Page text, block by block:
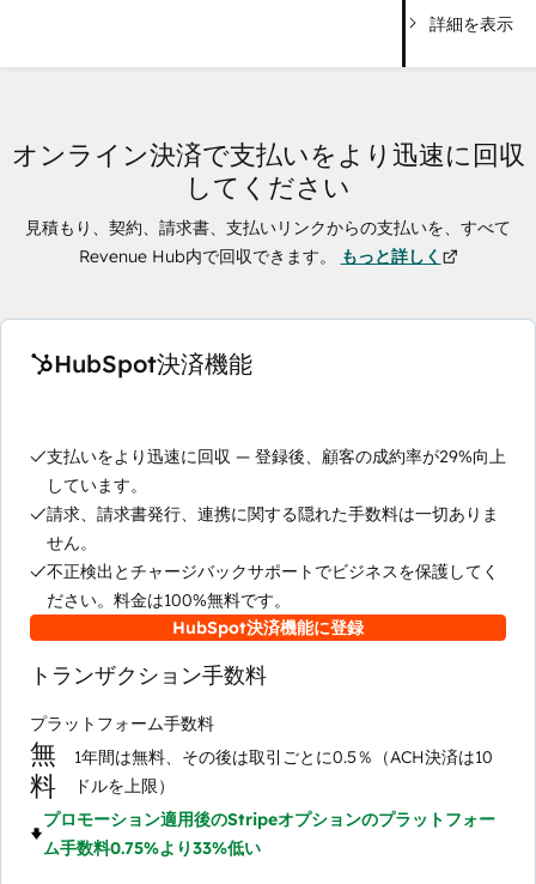
詳細を表示
オンライン決済で支払いをより迅速に回収
してください
見積もり、契約、請求書、支払いリンクからの支払いを、すべて
Revenue Hub内で回収できます。
もっと詳しく
HubSpot決済機能
支払いをより迅速に回収 — 登録後、顧客の成約率が29%向上
しています。
請求、請求書発行、連携に関する隠れた手数料は一切ありま
せん。
不正検出とチャージバックサポートでビジネスを保護してく
ださい。料金は100%無料です。
HubSpot決済機能に登録
トランザクション手数料
プラットフォーム手数料
無
料
1年間は無料、その後は取引ごとに0.5％（ACH決済は10
ドルを上限）
プロモーション適用後のStripeオプションのプラットフォー
ム手数料0.75%より33%低い